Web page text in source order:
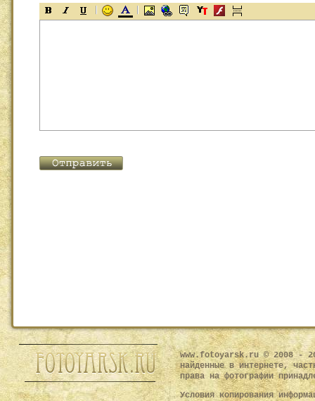
www.fotoyarsk.ru © 2008 -
найденные в интернете,
права на фотографии
Условия копирования